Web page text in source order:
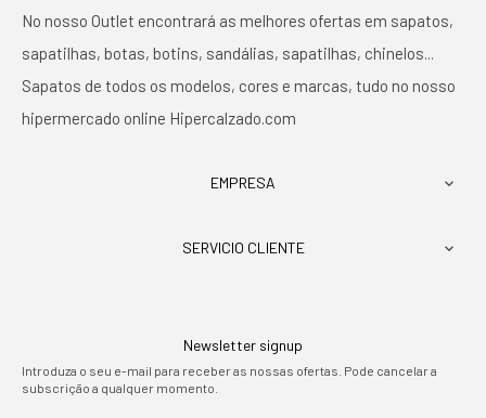
No nosso Outlet encontrará as melhores ofertas em sapatos,
sapatilhas, botas, botins, sandálias, sapatilhas, chinelos...
Sapatos de todos os modelos, cores e marcas, tudo no nosso
hipermercado online Hipercalzado.com
EMPRESA 
SERVICIO CLIENTE 
Newsletter signup
Introduza o seu e-mail para receber as nossas ofertas. Pode cancelar a
subscrição a qualquer momento.